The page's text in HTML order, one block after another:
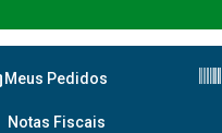
Meus Pedidos
Notas Fiscais